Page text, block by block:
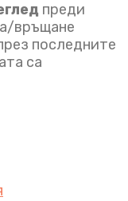
преди
връщане
последните
са